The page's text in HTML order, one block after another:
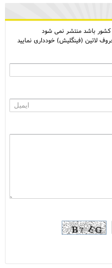
کشور باشد منتشر نمی شود
لاتین (فینگلیش) خودداری نمایید